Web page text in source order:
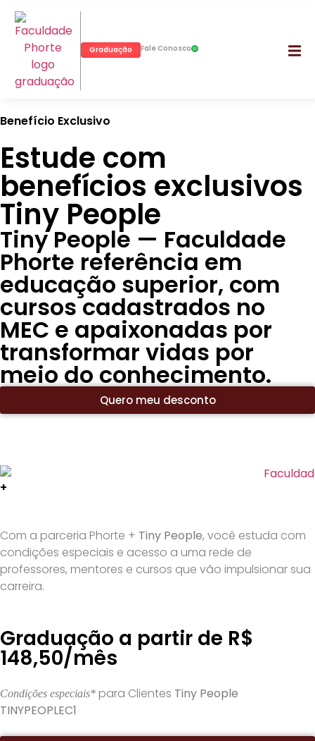
Graduação Fale Conosco
Benefício Exclusivo
Estude com
benefícios exclusivos
Tiny People
Tiny People — Faculdade
Phorte referência em
educação superior, com
cursos cadastrados no
MEC e apaixonadas por
transformar vidas por
meio do conhecimento.
Quero meu desconto
+
Com a parceria Phorte + Tiny People, você estuda com
condições especiais e acesso a uma rede de
professores, mentores e cursos que vão impulsionar sua
carreira.
Graduação a partir de R$
148,50/mês
Condições especiais* para Clientes Tiny People
TINYPEOPLEC1